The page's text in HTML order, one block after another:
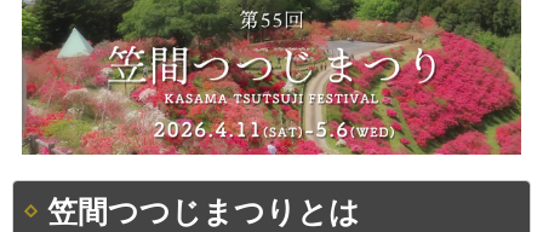
笠間つつじまつりとは